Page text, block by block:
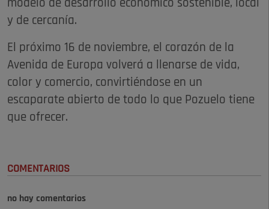
modelo de desarrollo económico sostenible, local
y de cercanía.
El próximo 16 de noviembre, el corazón de la
Avenida de Europa volverá a llenarse de vida,
color y comercio, convirtiéndose en un
escaparate abierto de todo lo que Pozuelo tiene
que ofrecer.
COMENTARIOS
no hay comentarios